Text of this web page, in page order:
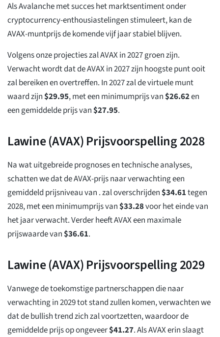
Als Avalanche met succes het marktsentiment onder
cryptocurrency-enthousiastelingen stimuleert, kan de
AVAX-muntprijs de komende vijf jaar stabiel blijven.
Volgens onze projecties zal AVAX in 2027 groen zijn.
Verwacht wordt dat de AVAX in 2027 zijn hoogste punt ooit
zal bereiken en overtreffen. In 2027 zal de virtuele munt
waard zijn$29.95, met een minimumprijs van$26.62en
een gemiddelde prijs van$27.95.
Lawine (AVAX) Prijsvoorspelling 2028
Na wat uitgebreide prognoses en technische analyses,
schatten we dat de AVAX-prijs naar verwachting een
gemiddeld prijsniveau van . zal overschrijden$34.61tegen
2028, met een minimumprijs van$33.28voor het einde van
het jaar verwacht. Verder heeft AVAX een maximale
prijswaarde van$36.61.
Lawine (AVAX) Prijsvoorspelling 2029
Vanwege de toekomstige partnerschappen die naar
verwachting in 2029 tot stand zullen komen, verwachten we
dat de bullish trend zich zal voortzetten, waardoor de
gemiddelde prijs op ongeveer$41.27. Als AVAX erin slaagt